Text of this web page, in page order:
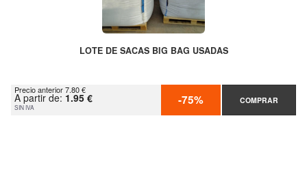
LOTE DE SACAS BIG BAG USADAS
Precio anterior 7.80 €
A partir de: 1.95 €
SIN IVA -75% COMPRAR